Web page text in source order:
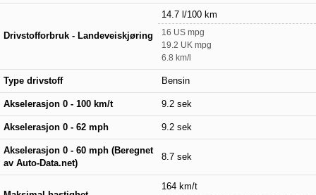
Drivstofforbruk - Landeveiskjøring
14.7 l/100 km
16 US mpg
19.2 UK mpg
6.8 km/l
Type drivstoff Bensin
Akselerasjon 0 - 100 km/t 9.2 sek
Akselerasjon 0 - 62 mph 9.2 sek
Akselerasjon 0 - 60 mph (Beregnet
av Auto-Data.net)
8.7 sek
164 km/t